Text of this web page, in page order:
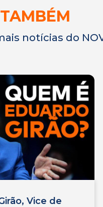
notícias do
Vice de